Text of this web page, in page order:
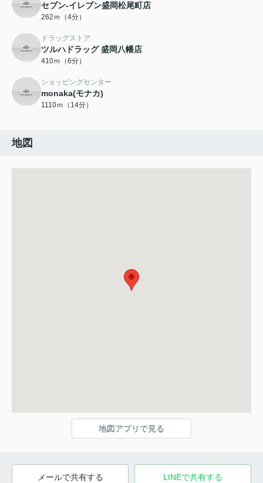
セブン-イレブン盛岡松尾町店
262ｍ（4分）
ドラッグストア
ツルハドラッグ 盛岡八幡店
410ｍ（6分）
ショッピングセンター
monaka(モナカ)
1110ｍ（14分）
地図
地図アプリで見る
メールで共有する LINEで共有する